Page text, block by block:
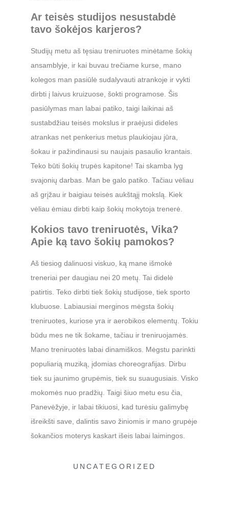
Ar teisės studijos nesustabdė
tavo šokėjos karjeros?
Studijų metu aš tęsiau treniruotes minėtame šokių
ansamblyje, ir kai buvau trečiame kurse, mano
kolegos man pasiūlė sudalyvauti atrankoje ir vykti
dirbti į laivus kruizuose, šokti programose. Šis
pasiūlymas man labai patiko, taigi laikinai aš
sustabdžiau teisės mokslus ir praėjusi dideles
atrankas net penkerius metus plaukiojau jūra,
šokau ir pažindinausi su naujais pasaulio krantais.
Teko būti šokių trupės kapitone! Tai skamba lyg
svajonių darbas. Man be galo patiko. Tačiau vėliau
aš grįžau ir baigiau teisės aukštąjį mokslą. Kiek
vėliau ėmiau dirbti kaip šokių mokytoja trenerė.
Kokios tavo treniruotės, Vika?
Apie ką tavo šokių pamokos?
Aš tiesiog dalinuosi viskuo, ką mane išmokė
treneriai per daugiau nei 20 metų. Tai didelė
patirtis. Teko dirbti tiek šokių studijose, tiek sporto
klubuose. Labiausiai merginos mėgsta šokių
treniruotes, kuriose yra ir aerobikos elementų. Tokiu
būdu mes ne tik šokame, tačiau ir treniruojamės.
Mano treniruotės labai dinamiškos. Mėgstu parinkti
populiarią muziką, įdomias choreografijas. Dirbu
tiek su jaunimo grupėmis, tiek su suaugusiais. Visko
mokomės nuo pradžių. Taigi šiuo metu esu čia,
Panevėžyje, ir labai tikiuosi, kad turėsiu galimybę
išreikšti save, dalintis savo žiniomis ir mano grupėje
šokančios moterys kaskart išeis labai laimingos.
UNCATEGORIZED